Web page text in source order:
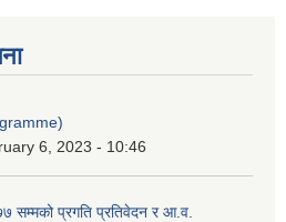
6, 2023 - 10:46
प्रगति प्रतिवेदन र आ.व.